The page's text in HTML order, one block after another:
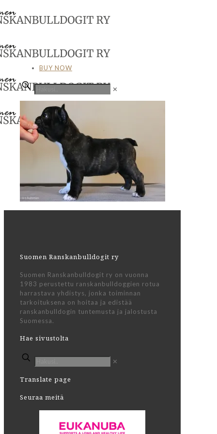
BUY NOW
✕
Suomen Ranskanbulldogit ry
Suomen Ranskanbulldogit ry on vuonna
1983 perustettu ranskanbulldoggien rotua
harrastava yhdistys, jonka toiminnan
tarkoituksena on hoitaa ja edistää
ranskanbulldogin tuntemusta ja jalostusta
Suomessa.
Hae sivustolta
✕
Translate page
Seuraa meitä